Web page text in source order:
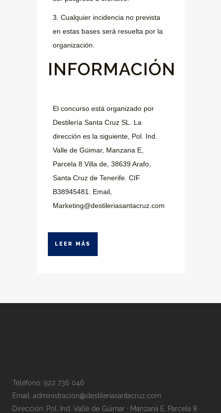
3. Cualquier incidencia no prevista
en estas bases será resuelta por la
organización.
INFORMACIÓN
El concurso está organizado por
Destilería Santa Cruz SL. La
dirección es la siguiente, Pol. Ind.
Valle de Güimar, Manzana E,
Parcela 8 Villa de, 38639 Arafo,
Santa Cruz de Tenerife. CIF
B38945481. Email,
Marketing@destileriasantacruz.com
LEER MÁS
Teléfono: 922 736 046
Email: administracion@destileriasantacruz.com
Dirección: Pol. Ind. Valle de Güimar · Manzana E, Parcela 8 ·